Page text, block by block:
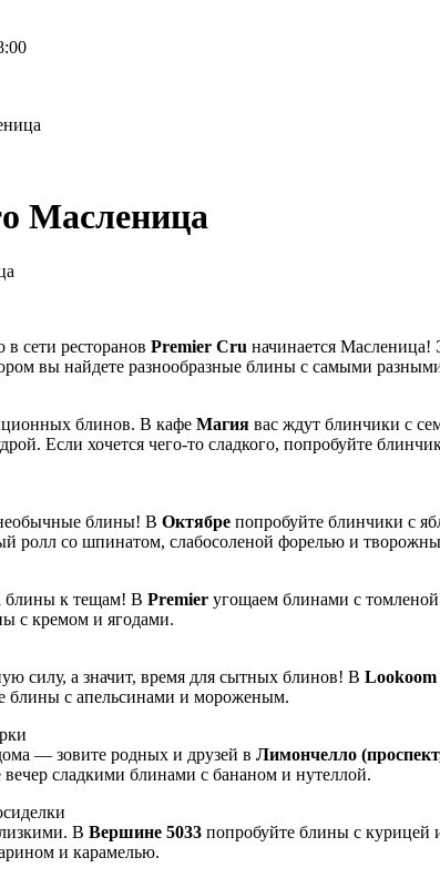
Масленица
сети ресторанов Premier Cru начинается Масленица!
вы найдете разнообразные блины с самыми
блинов. В кафе Магия вас ждут блинчики с
Если хочется чего-то сладкого, попробуйте
блины! В Октябре попробуйте блинчики с
ролл со шпинатом, слабосоленой форелью и
блины к тещам! В Premier угощаем блинами с
с кремом и ягодами.
силу, а значит, время для сытных блинов! В Lookoom
блины с апельсинами и мороженым.
— зовите родных и друзей в Лимончелло
сладкими блинами с бананом и нутеллой.
В Вершине 5033 попробуйте блины с
и карамелью.